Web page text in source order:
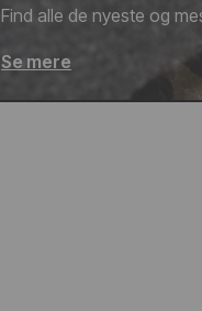
Find alle de nyeste og
Se mere